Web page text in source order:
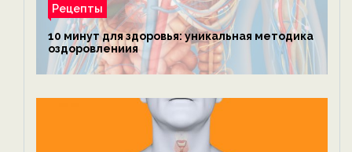
Рецепты
10 минут для здоровья: уникальная методика
оздоровлениия